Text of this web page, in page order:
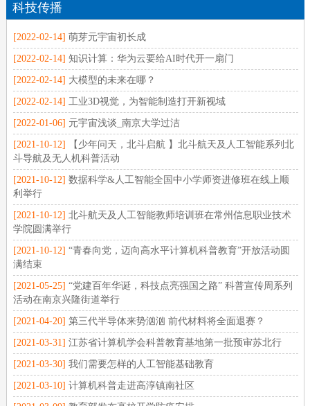
科技传播
[2022-02-14] 萌芽元宇宙初长成
[2022-02-14] 知识计算：华为云要给AI时代开一扇门
[2022-02-14] 大模型的未来在哪？
[2022-02-14] 工业3D视觉，为智能制造打开新视域
[2022-01-06] 元宇宙浅谈_南京大学过洁
[2021-10-12]
【少年问天，北斗启航 】北斗航天及人工智能系列北
斗导航及无人机科普活动
[2021-10-12] 数据科学&人工智能全国中小学师资进修班在线上顺
利举行
[2021-10-12] 北斗航天及人工智能教师培训班在常州信息职业技术
学院圆满举行
[2021-10-12] “青春向党，迈向高水平计算机科普教育”开放活动圆
满结束
[2021-05-25] “党建百年华诞，科技点亮强国之路” 科普宣传周系列
活动在南京兴隆街道举行
[2021-04-20] 第三代半导体来势汹汹 前代材料将全面退赛？
[2021-03-31] 江苏省计算机学会科普教育基地第一批预审苏北行
[2021-03-30] 我们需要怎样的人工智能基础教育
[2021-03-10] 计算机科普走进高淳镇南社区